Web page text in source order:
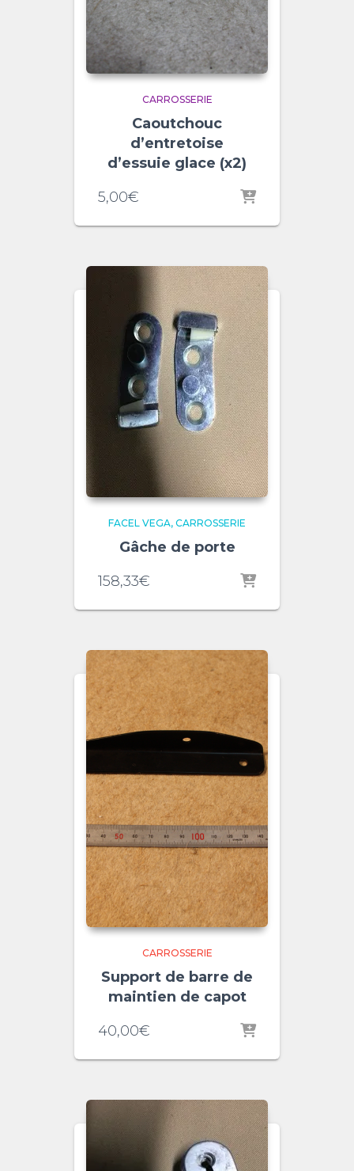
CARROSSERIE
Caoutchouc
d’entretoise
d’essuie glace (x2)
5,00€
FACEL VEGA CARROSSERIE
Gâche de porte
158,33€
CARROSSERIE
Support de barre de
maintien de capot
40,00€